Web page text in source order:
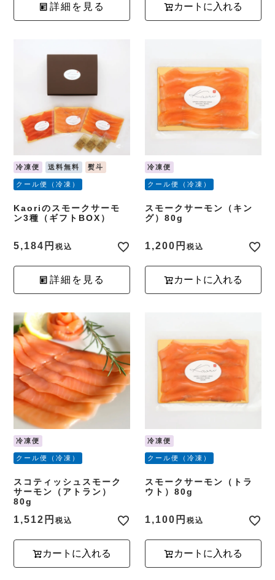
詳細を見る カートに入れる
冷凍便 送料無料 熨斗
クール便（冷凍）
Kaoriのスモークサーモ
ン3種（ギフトBOX）
5,184 税込
詳細を見る
冷凍便
クール便（冷凍）
スモークサーモン（キン
グ）80g
1,200 税込
カートに入れる
冷凍便
クール便（冷凍）
スコティッシュスモーク
サーモン（アトラン）
80g
1,512 税込
カートに入れる
冷凍便
クール便（冷凍）
スモークサーモン（トラ
ウト）80g
1,100 税込
カートに入れる